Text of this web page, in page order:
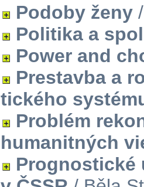
Podoby ženy
Politika a
Power and
Prestavba a
tického
Problém
humanitných
Prognostické